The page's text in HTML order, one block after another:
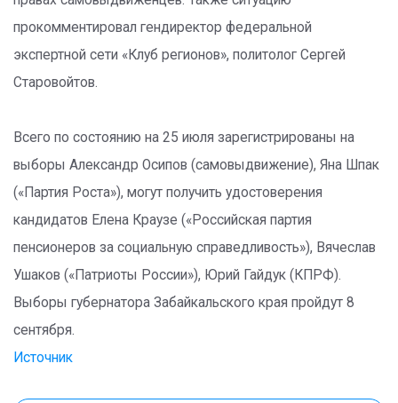
прокомментировал гендиректор федеральной
экспертной сети «Клуб регионов», политолог Сергей
Старовойтов.
Всего по состоянию на 25 июля зарегистрированы на
выборы Александр Осипов (самовыдвижение), Яна Шпак
(«Партия Роста»), могут получить удостоверения
кандидатов Елена Краузе («Российская партия
пенсионеров за социальную справедливость»), Вячеслав
Ушаков («Патриоты России»), Юрий Гайдук (КПРФ).
Выборы губернатора Забайкальского края пройдут 8
сентября.
Источник